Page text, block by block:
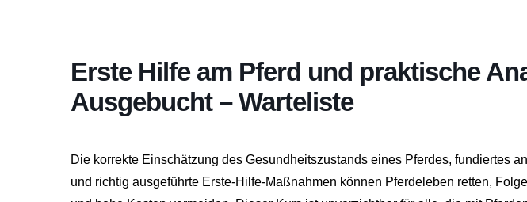
Erste Hilfe am Pferd und praktische
Ausgebucht – Warteliste
Die korrekte Einschätzung des Gesundheitszustands eines Pferdes, fundiertes
und richtig ausgeführte Erste-Hilfe-Maßnahmen können Pferdeleben retten,